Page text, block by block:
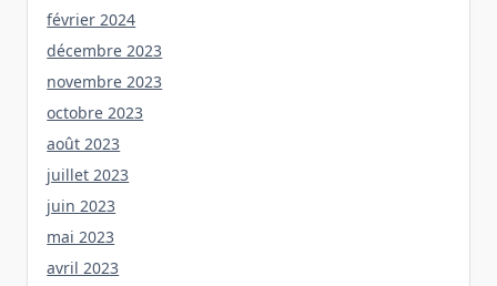
février 2024
décembre 2023
novembre 2023
octobre 2023
août 2023
juillet 2023
juin 2023
mai 2023
avril 2023